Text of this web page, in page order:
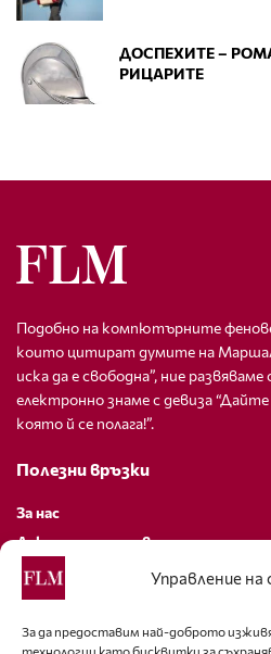
Управление на
За да предоставим най-доброто
технологии като бисквитки за
ДОСПЕХИТЕ –
РИЦАРИТЕ
Подобно на компютърните
които цитират думите на
иска да е свободна”, ние
електронно знаме с девиза
която й се полага!”.
Полезни връзки
За нас
Декларация за поверителност
Политика за бисквитки
За контакти